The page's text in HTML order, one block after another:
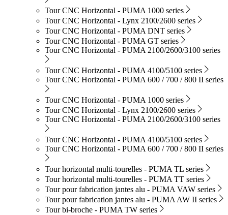
Tour CNC Horizontal - PUMA 1000 series
Tour CNC Horizontal - Lynx 2100/2600 series
Tour CNC Horizontal - PUMA DNT series
Tour CNC Horizontal - PUMA GT series
Tour CNC Horizontal - PUMA 2100/2600/3100 series
Tour CNC Horizontal - PUMA 4100/5100 series
Tour CNC Horizontal - PUMA 600 / 700 / 800 II series
Tour CNC Horizontal - PUMA 1000 series
Tour CNC Horizontal - Lynx 2100/2600 series
Tour CNC Horizontal - PUMA 2100/2600/3100 series
Tour CNC Horizontal - PUMA 4100/5100 series
Tour CNC Horizontal - PUMA 600 / 700 / 800 II series
Tour horizontal multi-tourelles - PUMA TL series
Tour horizontal multi-tourelles - PUMA TT series
Tour pour fabrication jantes alu - PUMA VAW series
Tour pour fabrication jantes alu - PUMA AW II series
Tour bi-broche - PUMA TW series